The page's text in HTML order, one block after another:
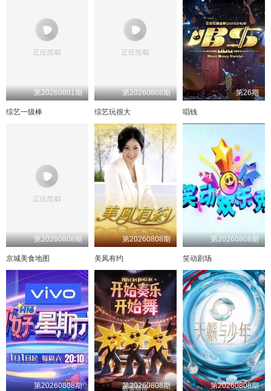
20240908 20240910 20240911
20240912 20240914 20240915
20240918 20240919
20240920 20240921 20240922 20240923
20240924 20240925 20240926
20240929 20240930
20241003 20241004 20241005
20241006 20241007 20241008 20241009
20241010 20241011 20241012 20241013
20241015 20241016
20241018 20241019 20241020 20241021
20241022 20241023 20241024 20241025
20241026 20241027 20241028 20241029
20241030 20241031 20241101 20241102
20241103 20241104 20241105 20241106
20241107 20241108 20241109 20241110
20241111 20241112 20241113 20241114
20240911 20240913 20240914
20240915 20240917 20240918
20240921 20240922
20240923 20241009 20241011 20241014
20241015 20241017 20241018
20241022 20241023
20241028 20241029 20241030
20241101 20241104 20241105 20241106
20241107 20241108 20241110 20241111
20241113 20241114
20241116 20241117 20241119 20241120
20241121 20241122 20241124 20241125
20241126 20241127 20241128 20241129
20241130 20241201 20241202 20241203
20241204 20241205 20241206 20241207
20241208 20241209 20241210 20241211
20241212 20241213 20241214 20241215
第20260801期
综艺一级棒
第20260808期
综艺玩很大
第26期
唱钱
第20260808期
京城美食地图
第20260808期
美凤有约
第20260808期
笑动剧场
第20260808期 第20260808期 第20260808期